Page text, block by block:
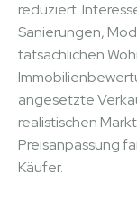
reduziert.
Sanierungen,
tatsächlichen
angesetzte
realistischen
Preisanpassung
Käufer.